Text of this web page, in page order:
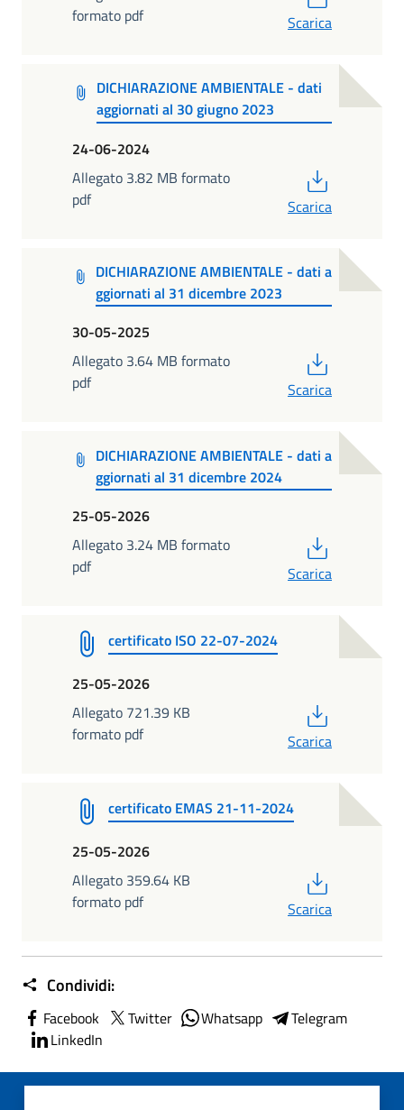
formato pdf
Scarica
DICHIARAZIONE AMBIENTALE - dati
aggiornati al 30 giugno 2023
24-06-2024
Allegato 3.82 MB formato
pdf
Scarica
DICHIARAZIONE AMBIENTALE - dati a
ggiornati al 31 dicembre 2023
30-05-2025
Allegato 3.64 MB formato
pdf
Scarica
DICHIARAZIONE AMBIENTALE - dati a
ggiornati al 31 dicembre 2024
25-05-2026
Allegato 3.24 MB formato
pdf
Scarica
certificato ISO 22-07-2024
25-05-2026
Allegato 721.39 KB
formato pdf
Scarica
certificato EMAS 21-11-2024
25-05-2026
Allegato 359.64 KB
formato pdf
Scarica
Condividi:
Facebook Twitter Whatsapp
Telegram
LinkedIn